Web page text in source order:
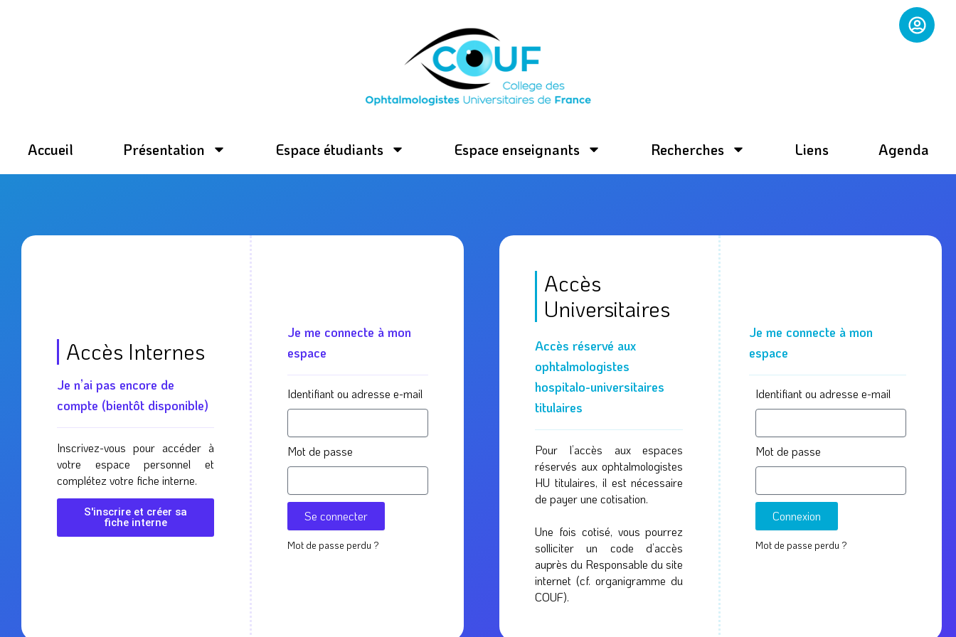
Accueil Présentation Espace étudiants Espace enseignants Recherches Liens Agenda
Accès Internes
Je n’ai pas encore de
compte (bientôt disponible)
Inscrivez-vous pour accéder à
votre espace personnel et
complétez votre fiche interne.
S'inscrire et créer sa
fiche interne
Je me connecte à mon
espace
Identifiant ou adresse e-mail
Mot de passe
Se connecter
Mot de passe perdu ?
Accès
Universitaires
Accès réservé aux
ophtalmologistes
hospitalo-universitaires
titulaires
Pour l’accès aux espaces
réservés aux ophtalmologistes
HU titulaires, il est nécessaire
de payer une cotisation.
Une fois cotisé, vous pourrez
solliciter un code d’accès
auprès du Responsable du site
internet (cf. organigramme du
COUF).
Je me connecte à mon
espace
Identifiant ou adresse e-mail
Mot de passe
Connexion
Mot de passe perdu ?